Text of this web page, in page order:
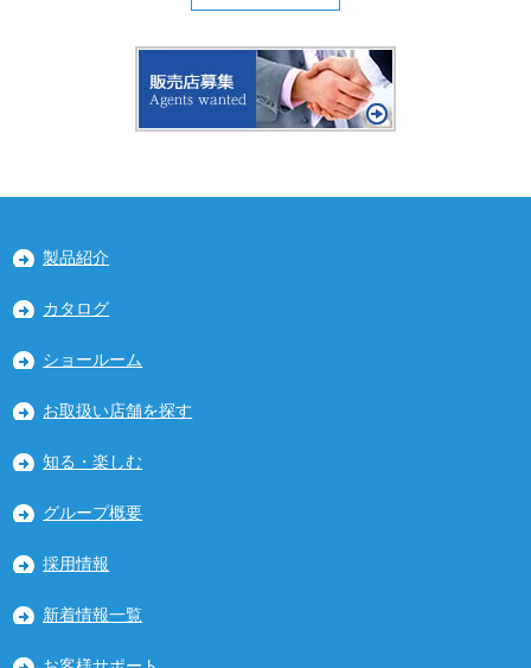
製品紹介
カタログ
ショールーム
お取扱い店舗を探す
知る・楽しむ
グループ概要
採用情報
新着情報一覧